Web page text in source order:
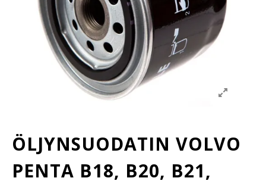
ÖLJYNSUODATIN VOLVO
PENTA B18, B20, B21,